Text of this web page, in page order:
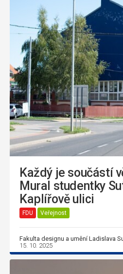
Každý je součástí
Mural studentky
Kaplířově ulici
FDU Veřejnost
Fakulta designu a umění Ladislava
15. 10. 2025